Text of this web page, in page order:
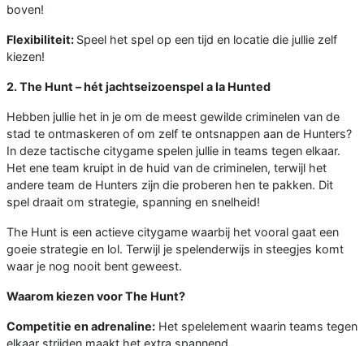
boven!
Flexibiliteit: Speel het spel op een tijd en locatie die jullie zelf
kiezen!
2. The Hunt – hét jachtseizoenspel a la Hunted
Hebben jullie het in je om de meest gewilde criminelen van de
stad te ontmaskeren of om zelf te ontsnappen aan de Hunters?
In deze tactische citygame spelen jullie in teams tegen elkaar.
Het ene team kruipt in de huid van de criminelen, terwijl het
andere team de Hunters zijn die proberen hen te pakken. Dit
spel draait om strategie, spanning en snelheid!
The Hunt is een actieve citygame waarbij het vooral gaat een
goeie strategie en lol. Terwijl je spelenderwijs in steegjes komt
waar je nog nooit bent geweest.
Waarom kiezen voor The Hunt?
Competitie en adrenaline: Het spelelement waarin teams tegen
elkaar strijden maakt het extra spannend.